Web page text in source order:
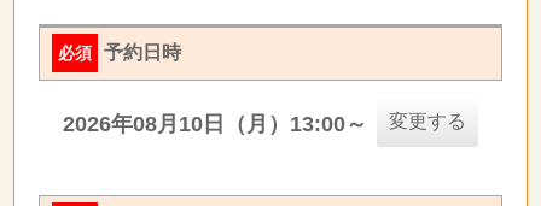
必須 予約日時
2026年08月10日（月）13:00～ 変更する